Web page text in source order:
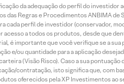
da adequação do perfil do
das Regras e Procedimentos ANBIMA
cada perfil de investidor (conservador,
acesso a todos os produtos, desde que
é importante que você verifique se a
e/ou quantidade para a aplicação
(Visão Risco). Caso a sua
contratação, isto significa que, com
oferecidos pela XP Investimentos ao